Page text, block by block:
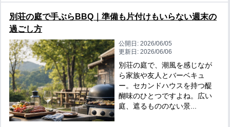
別荘の庭で手ぶらBBQ｜準備も片付けもいらない週末の
過ごし方
公開日: 2026/06/05
更新日: 2026/06/06
別荘の庭で、潮風を感じなが
ら家族や友人とバーベキュ
ー。セカンドハウスを持つ醍
醐味のひとつですよね。広い
庭、遮るもののない景...